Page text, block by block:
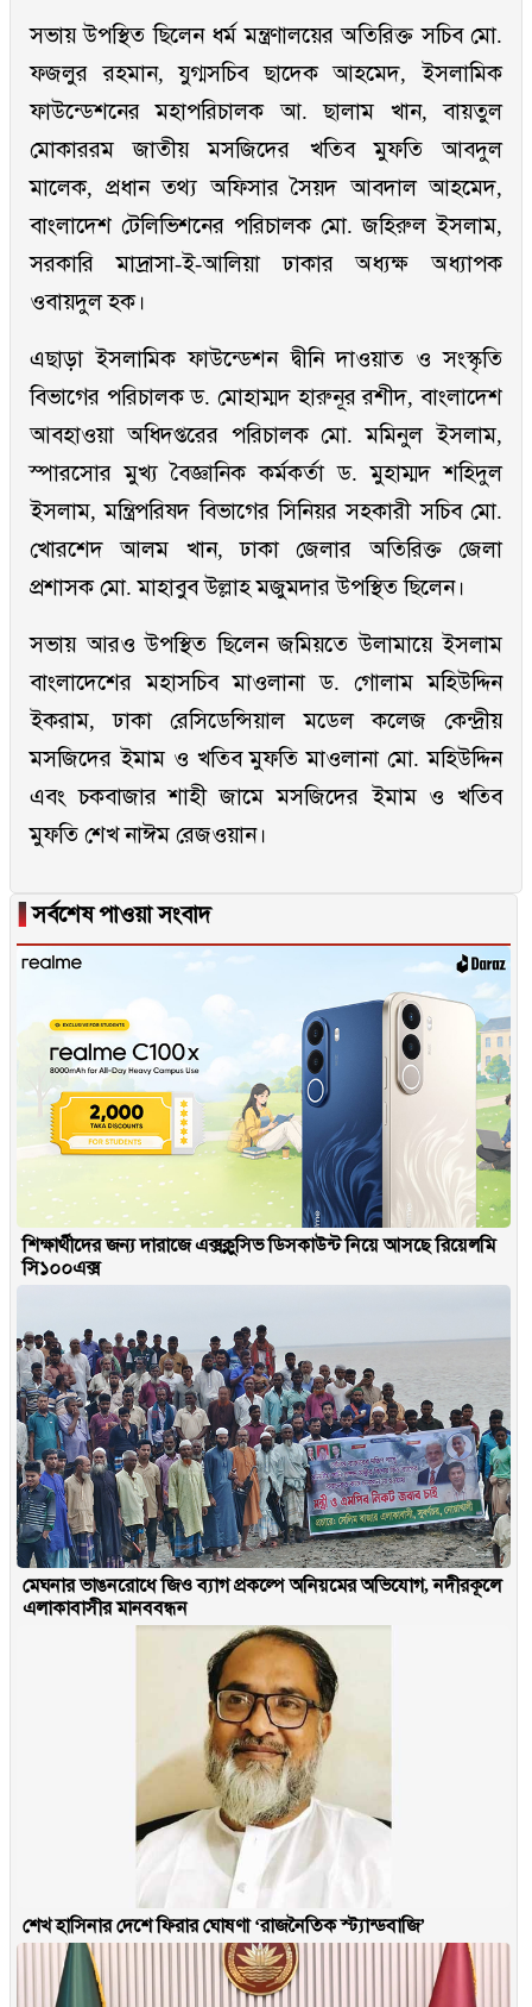
সভায় উপস্থিত ছিলেন ধর্ম মন্ত্রণালয়ের অতিরিক্ত সচিব মো.
ফজলুর রহমান, যুগ্মসচিব ছাদেক আহমেদ, ইসলামিক
ফাউন্ডেশনের মহাপরিচালক আ. ছালাম খান, বায়তুল
মোকাররম জাতীয় মসজিদের খতিব মুফতি আবদুল
মালেক, প্রধান তথ্য অফিসার সৈয়দ আবদাল আহমেদ,
বাংলাদেশ টেলিভিশনের পরিচালক মো. জহিরুল ইসলাম,
সরকারি মাদ্রাসা-ই-আলিয়া ঢাকার অধ্যক্ষ অধ্যাপক
ওবায়দুল হক।
এছাড়া ইসলামিক ফাউন্ডেশন দ্বীনি দাওয়াত ও সংস্কৃতি
বিভাগের পরিচালক ড. মোহাম্মদ হারুনূর রশীদ, বাংলাদেশ
আবহাওয়া অধিদপ্তরের পরিচালক মো. মমিনুল ইসলাম,
স্পারসোর মুখ্য বৈজ্ঞানিক কর্মকর্তা ড. মুহাম্মদ শহিদুল
ইসলাম, মন্ত্রিপরিষদ বিভাগের সিনিয়র সহকারী সচিব মো.
খোরশেদ আলম খান, ঢাকা জেলার অতিরিক্ত জেলা
প্রশাসক মো. মাহাবুব উল্লাহ মজুমদার উপস্থিত ছিলেন।
সভায় আরও উপস্থিত ছিলেন জমিয়তে উলামায়ে ইসলাম
বাংলাদেশের মহাসচিব মাওলানা ড. গোলাম মহিউদ্দিন
ইকরাম, ঢাকা রেসিডেন্সিয়াল মডেল কলেজ কেন্দ্রীয়
মসজিদের ইমাম ও খতিব মুফতি মাওলানা মো. মহিউদ্দিন
এবং চকবাজার শাহী জামে মসজিদের ইমাম ও খতিব
মুফতি শেখ নাঈম রেজওয়ান।
▐সর্বশেষ পাওয়া সংবাদ
শিক্ষার্থীদের জন্য দারাজে এক্সক্লুসিভ ডিসকাউন্ট নিয়ে আসছে রিয়েলমি
সি১০০এক্স
মেঘনার ভাঙনরোধে জিও ব্যাগ প্রকল্পে অনিয়মের অভিযোগ, নদীরকূলে
এলাকাবাসীর মানববন্ধন
শেখ হাসিনার দেশে ফিরার ঘোষণা ‘রাজনৈতিক স্ট্যান্ডবাজি’